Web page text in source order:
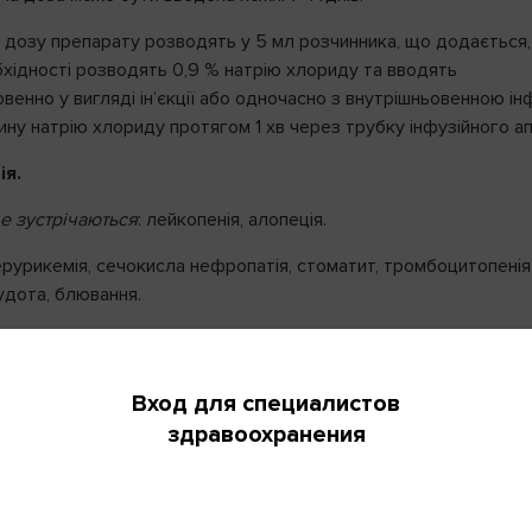
дозу препарату розводять у 5 мл розчинника, що додається,
розводять 0,9 % натрію хлориду та вводять
у вигляді ін’єкції або одночасно з внутрішньовенною
натрію хлориду протягом 1 хв через трубку інфузійного
зустрічаються: лейкопенія, алопеція.
сечокисла нефропатія, стоматит,
блювання.
слабкість, порушення виділення антидіуретичного гормону).
нейроінтоксикації необхідно припинити лікування.
Вход для специалистов
здравоохранения
mail и пароль, выбранные Вами
для